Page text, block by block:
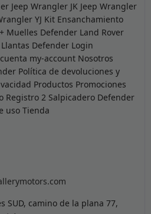
Jeep Wrangler JK Jeep Wrangler
YJ Kit Ensanchamiento
Muelles Defender Land Rover
Llantas Defender Login
my-account Nosotros
Política de devoluciones y
Productos Promociones
Registro 2 Salpicadero Defender
uso Tienda
SUD, camino de la plana 77,